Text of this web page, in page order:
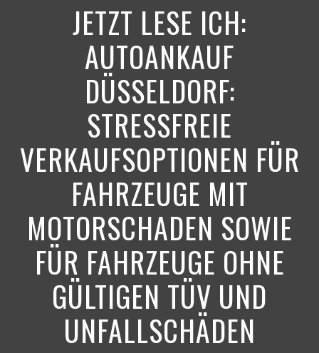
JETZT LESE ICH:
AUTOANKAUF
DÜSSELDORF:
STRESSFREIE
VERKAUFSOPTIONEN FÜR
FAHRZEUGE MIT
MOTORSCHADEN SOWIE
FÜR FAHRZEUGE OHNE
GÜLTIGEN TÜV UND
UNFALLSCHÄDEN